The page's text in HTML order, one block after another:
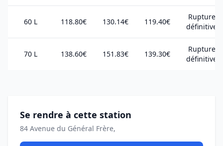
60 L 118.80€ 130.14€ 119.40€
Rupture
définitive
70 L 138.60€ 151.83€ 139.30€
Rupture
définitive
Se rendre à cette station
84 Avenue du Général Frère,